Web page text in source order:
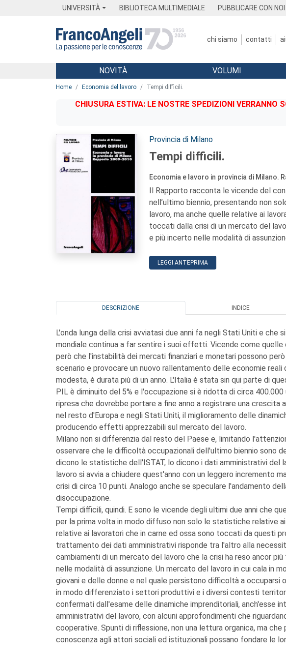
UNIVERSITÀ BIBLIOTECA MULTIMEDIALE PUBBLICARE CON NOI
chi siamo contatti
Menu
NOVITÀ VOLUMI
Home Economia del lavoro Tempi difficili.
CHIUSURA ESTIVA: LE NOSTRE SPEDIZIONI
Autori:
Provincia di Milano
Tempi difficili.
Economia e lavoro in provincia di Milano.
Il Rapporto racconta le vicende del
nell’ultimo biennio, presentando non
lavoro, ma anche quelle relative ai
toccati dalla crisi di un mercato del
e più incerto nelle modalità di
LEGGI ANTEPRIMA
DESCRIZIONE INDICE
L'onda lunga della crisi avviatasi due anni fa negli Stati Uniti e che
mondiale continua a far sentire i suoi effetti. Vicende come quelle
però che l'instabilità dei mercati finanziari e monetari possono
scenario e provocare un nuovo rallentamento delle economie
modesta, è durata più di un anno. L'Italia è stata sin qui parte di
PIL è diminuito del 5% e l'occupazione si è ridotta di circa
ripresa che dovrebbe portare a fine anno a registrare una crescita
nel resto d'Europa e negli Stati Uniti, il miglioramento delle
producendo effetti apprezzabili sul mercato del lavoro.
Milano non si differenzia dal resto del Paese e, limitando
osservare che le difficoltà occupazionali dell'ultimo biennio sono
dicono le statistiche dell'ISTAT, lo dicono i dati amministrativi del
lavoro si avvia a chiudere quest'anno con un leggero incremento
crisi di circa 10 punti. Analogo anche se speculare l'andamento
disoccupazione.
Tempi difficili, quindi. E sono le vicende degli ultimi due anni che
per la prima volta in modo diffuso non solo le statistiche relative
relative ai lavoratori che in carne ed ossa sono toccati da questi
trattamento dei dati amministrativi risponde tra l'altro alla
cambiamenti di un mercato del lavoro che la crisi ha reso ancor
nelle modalità di assunzione. Un mercato del lavoro in cui cala in
giovani e delle donne e nel quale persistono difficoltà a occuparsi
in modo differenziato i settori produttivi e i diversi contesti
confermati dall'esame delle dinamiche imprenditoriali, anch'esse
amministrativi del lavoro, con alcuni approfondimenti che
cooperative. Spunti di riflessione, non una lettura organica, ma
conoscenza agli attori sociali ed istituzionali possano fondare le